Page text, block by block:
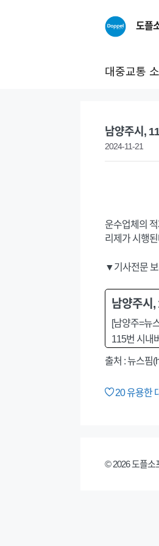
도플
대중교통
남양주시,
2024-11-21
운수업체의
리제가 시행
▼기사전문 보
남양주시,
[남양주=뉴
115번 시내
출처 : 뉴스핌
20유용한
© 2026 도플소